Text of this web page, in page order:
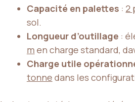
Capacité en palettes : 2
sol.
Longueur d’outillage :
m en charge standard,
Charge utile
tonne dans les